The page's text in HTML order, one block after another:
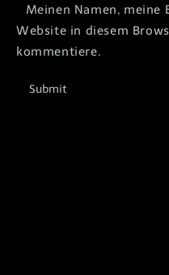
Meinen Namen, meine
Website in diesem
kommentiere.
Submit